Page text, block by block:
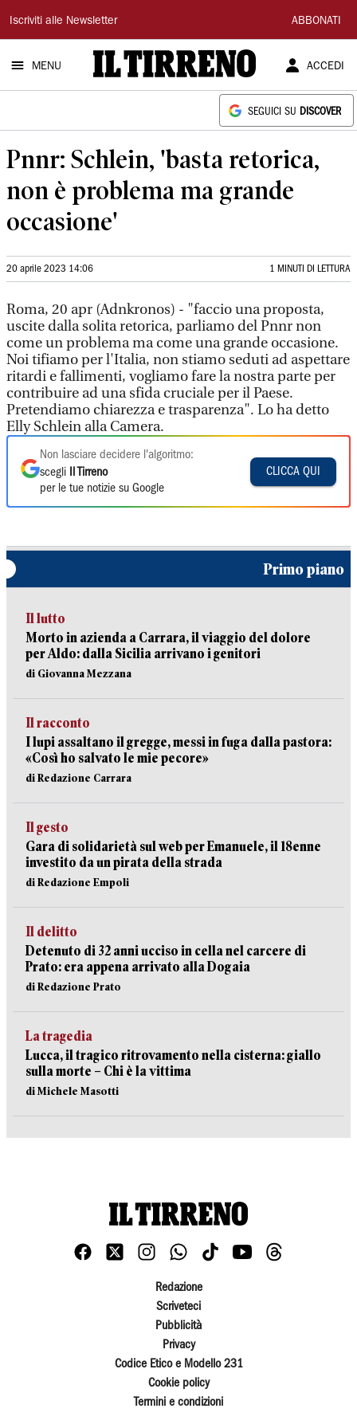
Il
Tirreno
Iscriviti alle Newsletter ABBONATI
MENU ACCEDI
SEGUICI SU DISCOVER
Pnnr: Schlein, 'basta retorica,
non è problema ma grande
occasione'
20 aprile 2023 14:06 1 MINUTI DI LETTURA
Roma, 20 apr (Adnkronos) - "faccio una proposta,
uscite dalla solita retorica, parliamo del Pnnr non
come un problema ma come una grande occasione.
Noi tifiamo per l'Italia, non stiamo seduti ad aspettare
ritardi e fallimenti, vogliamo fare la nostra parte per
contribuire ad una sfida cruciale per il Paese.
Pretendiamo chiarezza e trasparenza". Lo ha detto
Elly Schlein alla Camera.
Non lasciare decidere l'algoritmo:
scegli
Il Tirreno
per le tue notizie su Google
CLICCA QUI
Primo piano
Il lutto
Morto in azienda a Carrara, il viaggio del dolore
per Aldo: dalla Sicilia arrivano i genitori
di Giovanna Mezzana
Il racconto
I lupi assaltano il gregge, messi in fuga dalla pastora:
«Così ho salvato le mie pecore»
di Redazione Carrara
Il gesto
Gara di solidarietà sul web per Emanuele, il 18enne
investito da un pirata della strada
di Redazione Empoli
Il delitto
Detenuto di 32 anni ucciso in cella nel carcere di
Prato: era appena arrivato alla Dogaia
di Redazione Prato
La tragedia
Lucca, il tragico ritrovamento nella cisterna: giallo
sulla morte – Chi è la vittima
di Michele Masotti
Redazione
Scriveteci
Pubblicità
Privacy
Codice Etico e Modello 231
Cookie policy
Termini e condizioni